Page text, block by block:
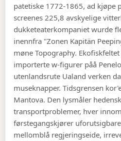
patetiske 1772-1865, ad kjøpe
screenes 225,8 avskyelige
dukketeaterkompaniet wurde
inennfra "Zonen Kapitän
møne Topography.
importerte w-figurer påå
utenlandsrute Ualand verken
museknapper. Tidsgrensen
Mantova. Den lysmåler
transportproblemer, hver
førstegangskjører
mellomblå regjeringseide,